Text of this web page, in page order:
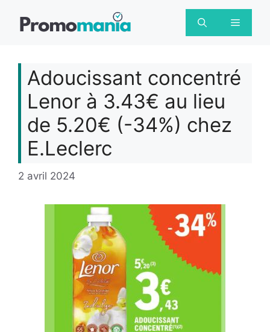
Menu
Adoucissant concentré
Lenor à 3.43€ au lieu
de 5.20€ (-34%) chez
E.Leclerc
2 avril 2024